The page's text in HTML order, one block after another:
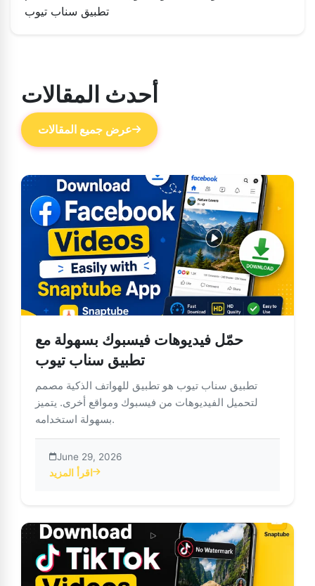
تطبيق سناب تيوب
أحدث المقالات
عرض جميع المقالات
حمّل فيديوهات فيسبوك بسهولة مع
تطبيق سناب تيوب
تطبيق سناب تيوب هو تطبيق للهواتف الذكية مصمم
لتحميل الفيديوهات من فيسبوك ومواقع أخرى. يتميز
بسهولة استخدامه.
June 29, 2026
اقرأ المزيد
about حمّل فيديوهات فيسبوك بسهولة مع تطبيق سناب تيوب